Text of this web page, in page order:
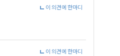
이 의견에 한마디
이 의견에 한마디